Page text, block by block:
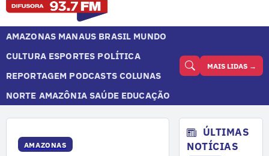
AMAZONAS MANAUS BRASIL MUNDO
CULTURA ESPORTES POLÍTICA
REPORTAGEM PODCASTS COLUNAS
NORTE AMAZÔNIA SAÚDE EDUCAÇÃO
MAIS LIDAS →
AMAZONAS
ÚLTIMAS
NOTÍCIAS